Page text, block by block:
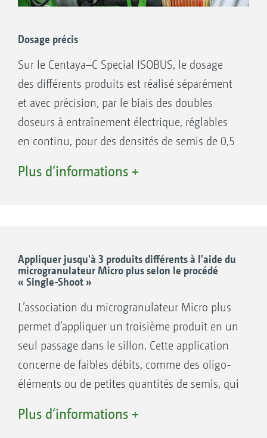
Dosage précis
Sur le Centaya–C Special ISOBUS, le dosage
des différents produits est réalisé séparément
et avec précision, par le biais des doubles
doseurs à entraînement électrique, réglables
en continu, pour des densités de semis de 0,5
15 cm, le Centaya-C Special atteint des
Plus d‘informations +
Appliquer jusqu'à 3 produits différents à l'aide du
microgranulateur Micro plus selon le procédé
« Single-Shoot »
L’association du microgranulateur Micro plus
permet d’appliquer un troisième produit en un
seul passage dans le sillon. Cette application
concerne de faibles débits, comme des oligo-
éléments ou de petites quantités de semis, qui
que les autres produits épandus.
Plus d‘informations +